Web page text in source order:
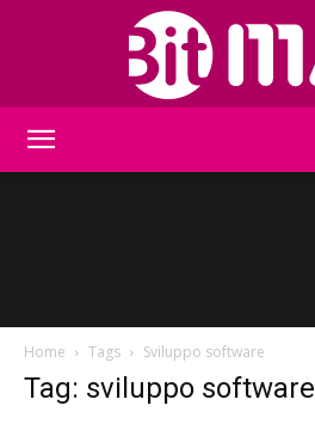
Home Tags Sviluppo software
Tag: sviluppo software